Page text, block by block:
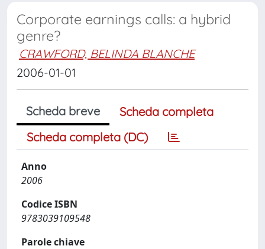
Corporate earnings calls: a hybrid
genre?
CRAWFORD, BELINDA BLANCHE
2006-01-01
Scheda breve
Scheda completa
Scheda completa (DC)
Anno
2006
Codice ISBN
9783039109548
Parole chiave